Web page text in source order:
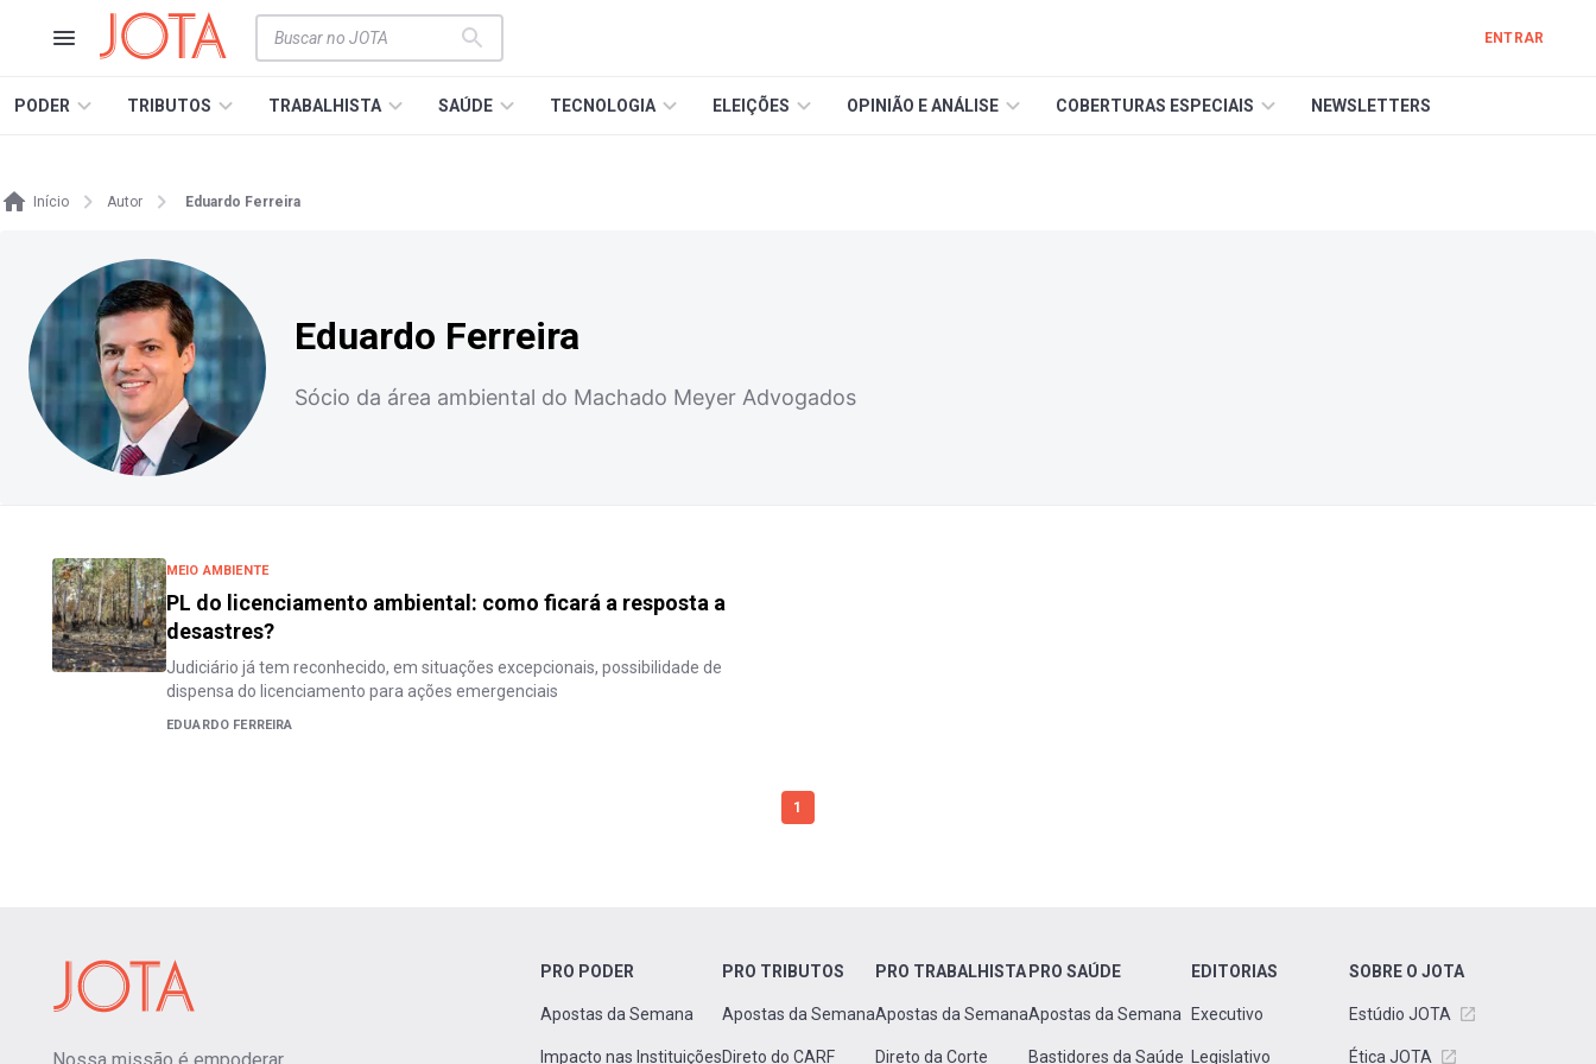
ENTRAR
PODER TRIBUTOS TRABALHISTA SAÚDE TECNOLOGIA ELEIÇÕES OPINIÃO E ANÁLISE COBERTURAS ESPECIAIS NEWSLETTERS
Início Autor Eduardo Ferreira
Eduardo Ferreira
Sócio da área ambiental do Machado Meyer Advogados
MEIO AMBIENTE
PL do licenciamento ambiental: como ficará a resposta a
desastres?
Judiciário já tem reconhecido, em situações excepcionais, possibilidade de
dispensa do licenciamento para ações emergenciais
EDUARDO FERREIRA
1
PRO PODER
Apostas da Semana
Impacto nas Instituições
PRO TRIBUTOS
Apostas da Semana
Direto do CARF
PRO TRABALHISTA
Apostas da Semana
Direto da Corte
PRO SAÚDE
Apostas da Semana
Bastidores da Saúde
EDITORIAS
Executivo
Legislativo
SOBRE O JOTA
Estúdio JOTA
Ética JOTA